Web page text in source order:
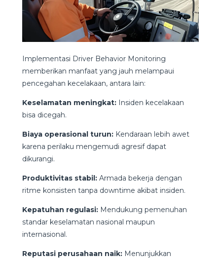
Implementasi Driver Behavior Monitoring
memberikan manfaat yang jauh melampaui
pencegahan kecelakaan, antara lain:
Keselamatan meningkat:Insiden kecelakaan
bisa dicegah.
Biaya operasional turun:Kendaraan lebih awet
karena perilaku mengemudi agresif dapat
dikurangi.
Produktivitas stabil:Armada bekerja dengan
ritme konsisten tanpa downtime akibat insiden.
Kepatuhan regulasi:Mendukung pemenuhan
standar keselamatan nasional maupun
internasional.
Reputasi perusahaan naik:Menunjukkan